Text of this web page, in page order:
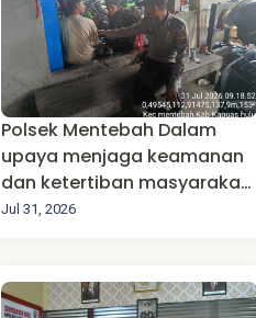
Polsek Mentebah Dalam
upaya menjaga keamanan
dan ketertiban masyarakat
(Harkamtibmas),
Jul 31, 2026